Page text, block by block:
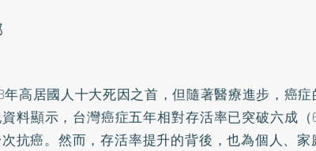
高居國人十大死因之首，但隨著醫療進步，癌
料顯示，台灣癌症五年相對存活率已突破六成
抗癌。然而，存活率提升的背後，也為個人、